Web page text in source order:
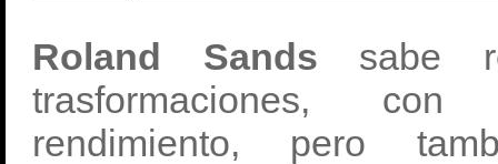
Roland Sands sabe
trasformaciones,
rendimiento, pero